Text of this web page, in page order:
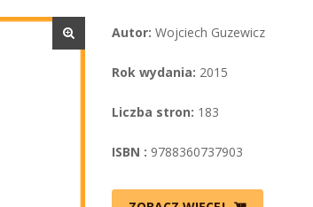
Autor: Wojciech Guzewicz
Rok wydania: 2015
Liczba stron: 183
ISBN : 9788360737903